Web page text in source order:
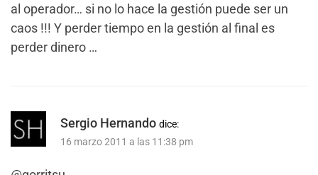
al operador… si no lo hace la gestión puede ser un
caos !!! Y perder tiempo en la gestión al final es
perder dinero …
Sergio Hernando dice:
16 marzo 2011 a las 11:38 pm